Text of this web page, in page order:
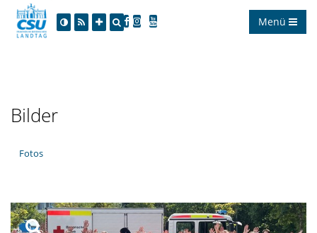
Menü
Bilder
Fotos